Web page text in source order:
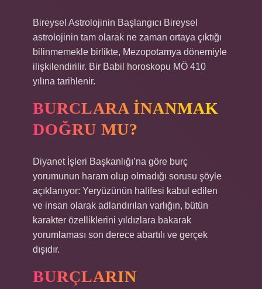
Bireysel Astrolojinin Başlangıcı Bireysel
astrolojinin tam olarak ne zaman ortaya çıktığı
bilinmemekle birlikte, Mezopotamya dönemiyle
ilişkilendirilir. Bir Babil horoskopu MÖ 410
yılına tarihlenir.
BURCLARA INANMAK
DOĞRU MU?
Diyanet İşleri Başkanlığı’na göre burç
yorumunun haram olup olmadığı sorusu şöyle
açıklanıyor: Yeryüzünün halifesi kabul edilen
ve insan olarak adlandırılan varlığın, bütün
karakter özelliklerini yıldızlara bakarak
yorumlaması son derece abartılı ve gerçek
dışıdır.
BURÇLARIN